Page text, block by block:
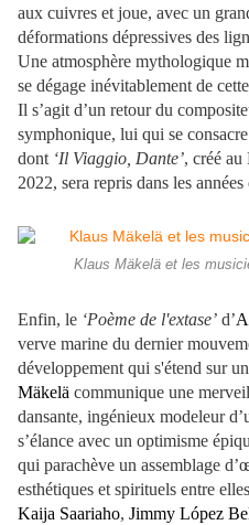
aux cuivres et joue, avec un
déformations dépressives des
Une atmosphère mythologique
se dégage inévitablement de
Il s’agit d’un retour du
symphonique, lui qui se
dont ‘Il Viaggio, Dante’, créé
2022, sera repris dans les
Klaus Mäkelä et les
Enfin, le ‘Poème de l'extase’ d’
verve marine du dernier
développement qui s'étend sur
Mäkelä communique une
dansante, ingénieux modeleur
s’élance avec un optimisme
qui parachève un assemblage
esthétiques et spirituels entre
Kaija Saariaho, Jimmy López